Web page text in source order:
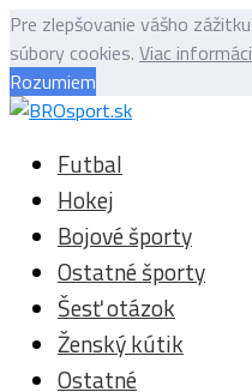
Pre zlepšovanie vášho
súbory cookies. Viac
Rozumiem
Futbal
Hokej
Bojové športy
Ostatné športy
Šesť otázok
Ženský kútik
Ostatné